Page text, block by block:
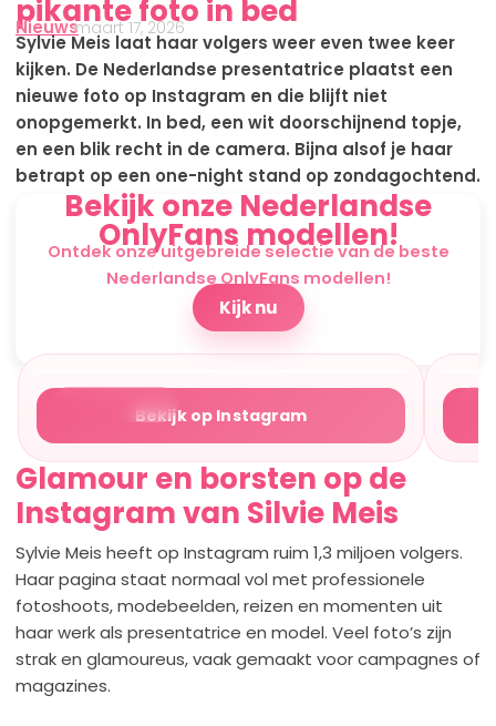
pikante foto in bed
Nieuwsmaart 17, 2026
Sylvie Meis laat haar volgers weer even twee keer
kijken. De Nederlandse presentatrice plaatst een
nieuwe foto op Instagram en die blijft niet
onopgemerkt. In bed, een wit doorschijnend topje,
en een blik recht in de camera. Bijna alsof je haar
betrapt op een one-night stand op zondagochtend.
Bekijk onze Nederlandse
OnlyFans modellen!
Ontdek onze uitgebreide selectie van de beste
Nederlandse OnlyFans modellen!
Kijk nu
Bekijk op Instagram
Glamour en borsten op de
Instagram van Silvie Meis
Sylvie Meis heeft op Instagram ruim 1,3 miljoen volgers.
Haar pagina staat normaal vol met professionele
fotoshoots, modebeelden, reizen en momenten uit
haar werk als presentatrice en model. Veel foto’s zijn
strak en glamoureus, vaak gemaakt voor campagnes of
magazines.